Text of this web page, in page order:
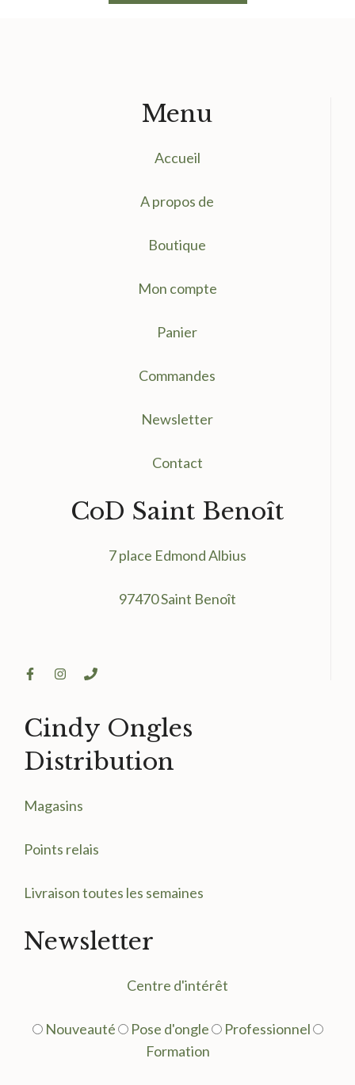
Menu
Accueil
A propos de
Boutique
Mon compte
Panier
Commandes
Newsletter
Contact
CoD Saint Benoît
7 place Edmond Albius
97470 Saint Benoît
Cindy Ongles
Distribution
Magasins
Points relais
Livraison toutes les semaines
Newsletter
Centre d'intérêt
Nouveauté Pose d'ongle
Professionnel
Formation